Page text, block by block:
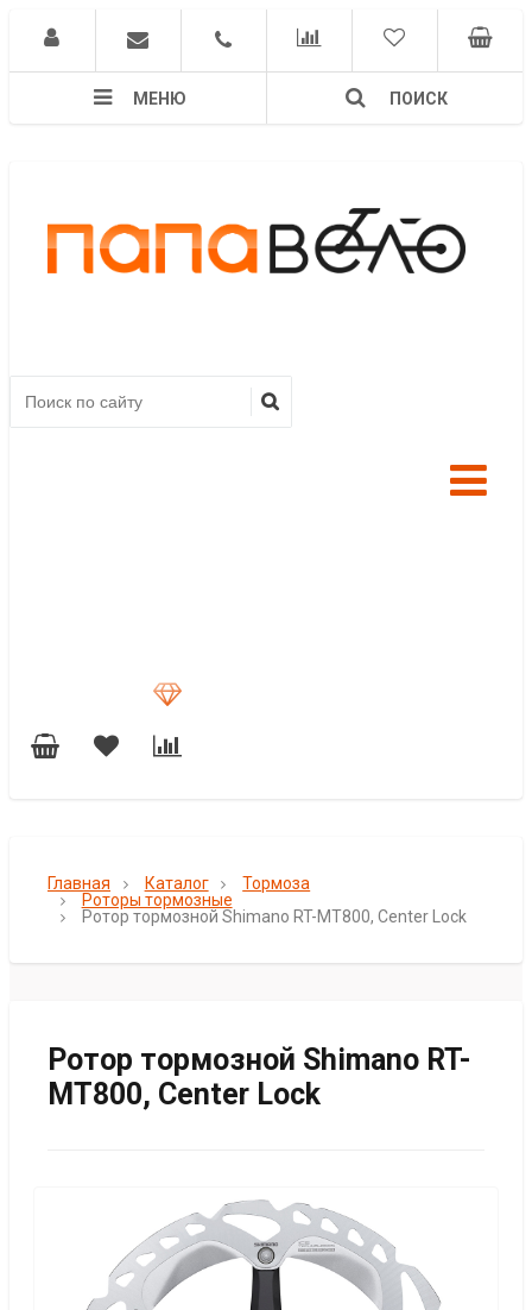
МЕНЮ ПОИСК
Главная Каталог
Тормоза
Роторы тормозные
Ротор тормозной Shimano RT-MT800, Center Lock
Ротор тормозной Shimano RT-
MT800, Center Lock